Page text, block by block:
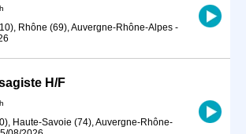
Rhône (69), Auvergne-Rhône-Alpes -
H/F
Haute-Savoie (74), Auvergne-Rhône-